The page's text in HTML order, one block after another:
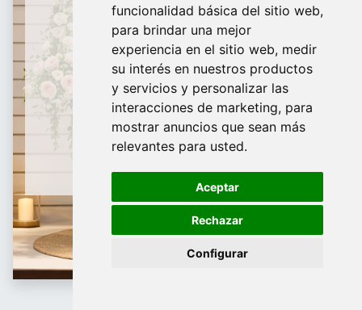
funcionalidad básica del sitio web,
para brindar una mejor
experiencia en el sitio web, medir
su interés en nuestros productos
y servicios y personalizar las
interacciones de marketing, para
mostrar anuncios que sean más
relevantes para usted.
Aceptar
Rechazar
Configurar
¿Te ayudamos?
688 097 373​
info@tridecor.net
Contáctanos
Ofertas